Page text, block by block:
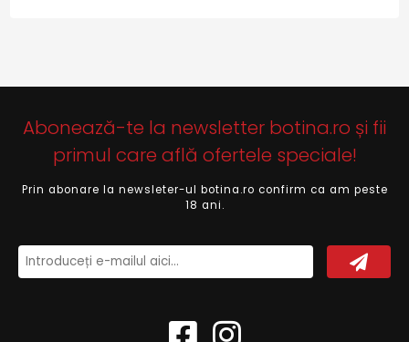
Abonează-te la newsletter botina.ro și fii
primul care află ofertele speciale!
Prin abonare la newsleter-ul botina.ro confirm ca am peste
18 ani.